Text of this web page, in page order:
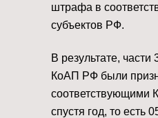
штрафа в
субъектов РФ.
В результате, части
КоАП РФ были
соответствующими
спустя год, то есть